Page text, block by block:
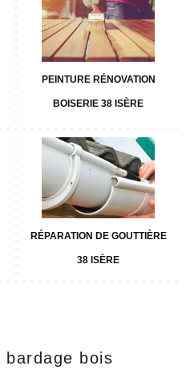
PEINTURE RÉNOVATION
BOISERIE 38 ISÈRE
RÉPARATION DE GOUTTIÈRE
38 ISÈRE
bardage bois